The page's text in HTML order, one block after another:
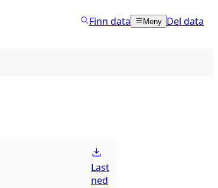
Finn data Meny Del data
Last
ned